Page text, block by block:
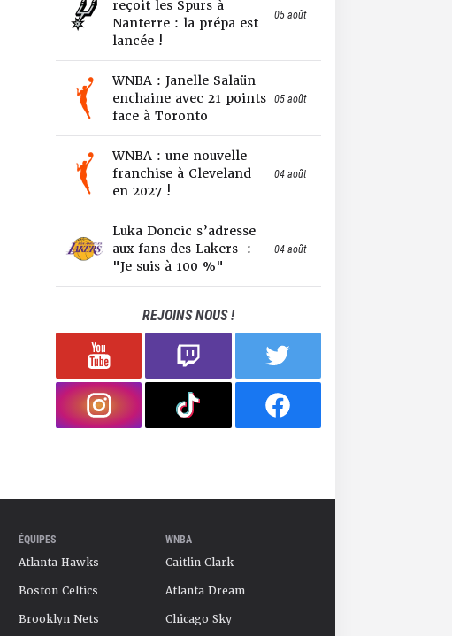
reçoit les Spurs à
Nanterre : la prépa est
lancée !
05 août
WNBA : Janelle Salaün
enchaine avec 21 points
face à Toronto
05 août
WNBA : une nouvelle
franchise à Cleveland
en 2027 !
04 août
Luka Doncic s’adresse
aux fans des Lakers :
"Je suis à 100 %"
04 août
REJOINS NOUS !
ÉQUIPES
Atlanta Hawks
Boston Celtics
Brooklyn Nets
WNBA
Caitlin Clark
Atlanta Dream
Chicago Sky